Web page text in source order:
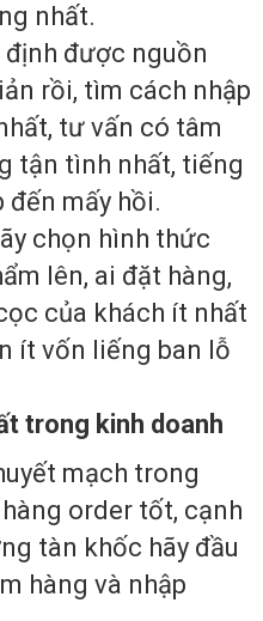
nhất.
được nguồn
rồi, tìm cách nhập
tư vấn có tâm
tận tình nhất, tiếng
đến mấy hồi.
chọn hình thức
lên, ai đặt hàng,
của khách ít nhất
ít vốn liếng ban lỗ
trong kinh doanh
mạch trong
order tốt, cạnh
tàn khốc hãy đầu
hàng và nhập